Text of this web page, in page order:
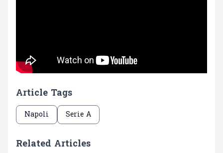
Article Tags
Napoli Serie A
Related Articles